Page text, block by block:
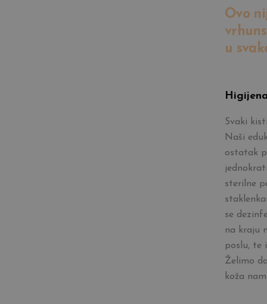
Ovo
u
Svaki
Naši
ostatak
sterilne
se
na kraju
poslu, te
Želimo
koža